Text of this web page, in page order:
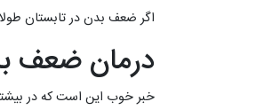
اگر ضعف بدن در تابستان
درمان ضعف
خبر خوب این است که در بیشتر